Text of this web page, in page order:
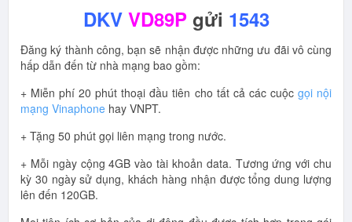
DKV VD89Pgửi 1543
Đăng ký thành công, bạn sẽ nhận được những ưu đãi vô cùng
hấp dẫn đến từ nhà mạng bao gồm:
+ Miễn phí 20 phút thoại đầu tiên cho tất cả các cuộc gọi nội
mạng Vinaphone hay VNPT.
+ Tặng 50 phút gọi liên mạng trong nước.
+ Mỗi ngày cộng 4GB vào tài khoản data. Tương ứng với chu
kỳ 30 ngày sử dụng, khách hàng nhận được tổng dung lượng
lên đến 120GB.